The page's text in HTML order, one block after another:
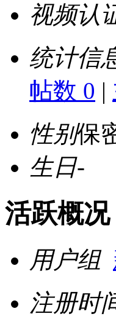
视频认
统计信
帖数 0 |
性别保
生日-
活跃概况
用户组
注册时